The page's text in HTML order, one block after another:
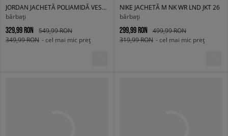
JORDAN JACHETĂ POLIAMIDĂ VESTE JORDAN ESSENTIALS DRAFT
bărbați
329,99 RON
549,99 RON
349,99 RON - cel mai mic preț
NIKE JACHETĂ M NK WR LND JKT 26
bărbați
299,99 RON
499,99 RON
319,99 RON - cel mai mic preț